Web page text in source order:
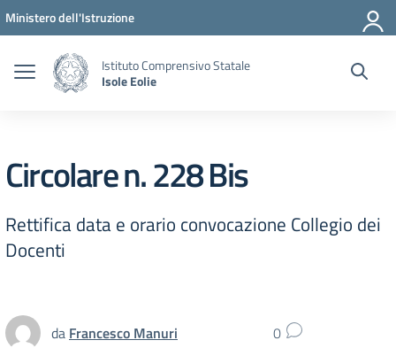
Vai ai contenuti
Vai al menu di navigazione
Vai al footer
Ministero dell'Istruzione
Istituto Comprensivo Statale
Isole Eolie
Circolare n. 228 Bis
Rettifica data e orario convocazione Collegio dei
Docenti
da Francesco Manuri 0